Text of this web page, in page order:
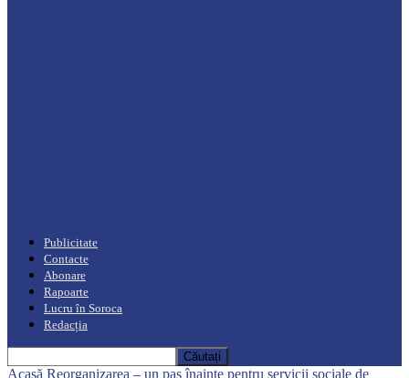
Publicitate
Contacte
Abonare
Rapoarte
Lucru în Soroca
Redacția
Acasă Reorganizarea – un pas înainte pentru servicii sociale de